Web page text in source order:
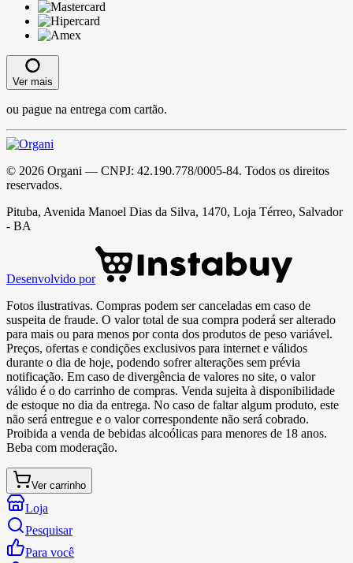
Ver mais
ou pague na entrega com cartão.
© 2026 Organi — CNPJ: 42.190.778/0005-84. Todos os direitos
reservados.
Pituba, Avenida Manoel Dias da Silva, 1470, Loja Térreo, Salvador
- BA
Desenvolvido por
Fotos ilustrativas. Compras podem ser canceladas em caso de
suspeita de fraude. O valor total de sua compra poderá ser alterado
para mais ou para menos por conta dos produtos de peso variável.
Preços, ofertas e condições exclusivos para internet e válidos
durante o dia de hoje, podendo sofrer alterações sem prévia
notificação. Em caso de divergência de valores no site, o valor
válido é o do carrinho de compras. Venda sujeita à disponibilidade
de estoque no dia da entrega. No caso de faltar algum produto, este
não será entregue e o valor correspondente não será cobrado.
Proibida a venda de bebidas alcoólicas para menores de 18 anos.
Beba com moderação.
Ver carrinho
Loja
Pesquisar
Para você